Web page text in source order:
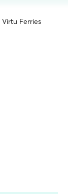
Virtu Ferries